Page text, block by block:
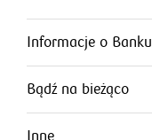
Informacje o Banku
Bądź na bieżąco
Inne